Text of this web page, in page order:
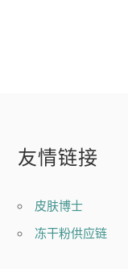
友情链接
皮肤博士
冻干粉供应链